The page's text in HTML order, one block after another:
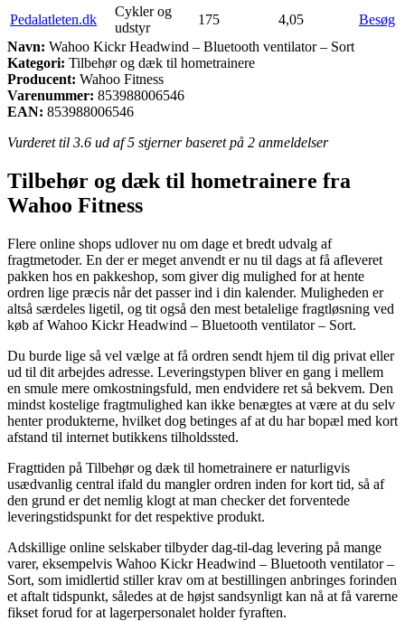
Pedalatleten.dk
Cykler og
udstyr
175 4,05
Besøg
Navn: Wahoo Kickr Headwind – Bluetooth ventilator – Sort
Kategori: Tilbehør og dæk til hometrainere
Producent: Wahoo Fitness
Varenummer: 853988006546
EAN: 853988006546
Vurderet til 3.6 ud af 5 stjerner baseret på 2 anmeldelser
Tilbehør og dæk til hometrainere fra
Wahoo Fitness
Flere online shops udlover nu om dage et bredt udvalg af
fragtmetoder. En der er meget anvendt er nu til dags at få afleveret
pakken hos en pakkeshop, som giver dig mulighed for at hente
ordren lige præcis når det passer ind i din kalender. Muligheden er
altså særdeles ligetil, og tit også den mest betalelige fragtløsning ved
køb af Wahoo Kickr Headwind – Bluetooth ventilator – Sort.
Du burde lige så vel vælge at få ordren sendt hjem til dig privat eller
ud til dit arbejdes adresse. Leveringstypen bliver en gang i mellem
en smule mere omkostningsfuld, men endvidere ret så bekvem. Den
mindst kostelige fragtmulighed kan ikke benægtes at være at du selv
henter produkterne, hvilket dog betinges af at du har bopæl med kort
afstand til internet butikkens tilholdssted.
Fragttiden på Tilbehør og dæk til hometrainere er naturligvis
usædvanlig central ifald du mangler ordren inden for kort tid, så af
den grund er det nemlig klogt at man checker det forventede
leveringstidspunkt for det respektive produkt.
Adskillige online selskaber tilbyder dag-til-dag levering på mange
varer, eksempelvis Wahoo Kickr Headwind – Bluetooth ventilator –
Sort, som imidlertid stiller krav om at bestillingen anbringes forinden
et aftalt tidspunkt, således at de højst sandsynligt kan nå at få varerne
fikset forud for at lagerpersonalet holder fyraften.